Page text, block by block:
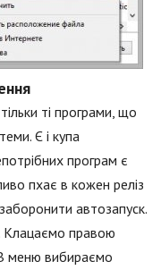
ті програми, що
Є і купа
програм є
пхає в кожен реліз
автозапуск.
Клацаємо правою
меню вибираємо